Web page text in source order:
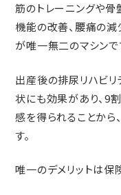
筋のトレーニングや
機能の改善、腰痛の
が唯一無二のマシンで
出産後の排尿リハビリ
状にも効果があり、9
感を得られることから
す。
唯一のデメリットは保